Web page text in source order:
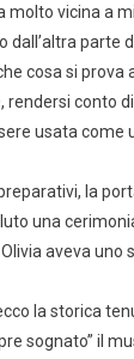
molto vicina a
dall’altra parte
cosa si prova
rendersi conto
usata come
la
una
aveva uno
la storica
sognato” il